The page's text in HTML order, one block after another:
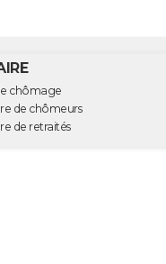
chômage
de chômeurs
de retraités